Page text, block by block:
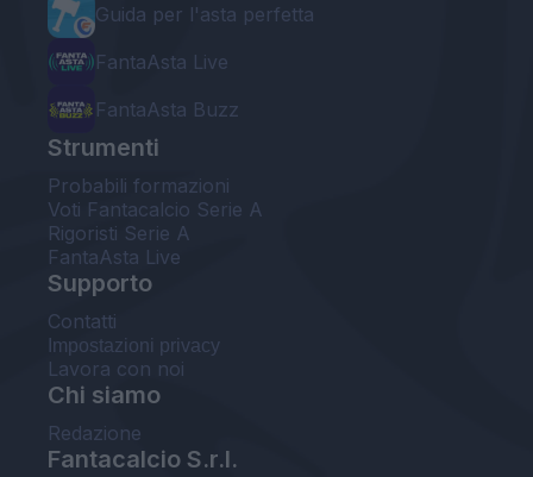
Guida per l'asta perfetta
FantaAsta Live
FantaAsta Buzz
Strumenti
Probabili formazioni
Voti Fantacalcio Serie A
Rigoristi Serie A
FantaAsta Live
Supporto
Contatti
Impostazioni privacy
Lavora con noi
Chi siamo
Redazione
Fantacalcio S.r.l.